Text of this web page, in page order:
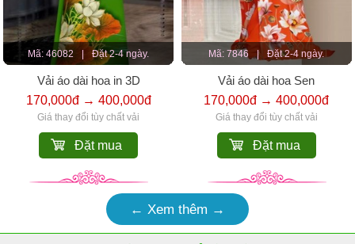
Mã: 46082 | Đặt 2-4 ngày.
Vải áo dài hoa in 3D
170,000đ → 400,000đ
Giá thay đổi tùy chất vải
Đặt mua
Mã: 7846 | Đặt 2-4 ngày.
Vải áo dài hoa Sen
170,000đ → 400,000đ
Giá thay đổi tùy chất vải
Đặt mua
← Xem thêm →